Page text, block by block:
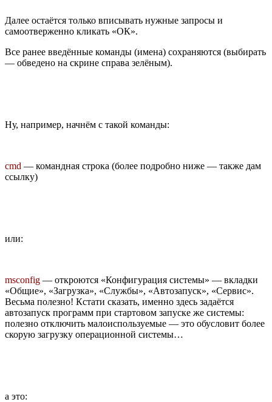
Далее остаётся только вписывать нужные запросы и
самоотверженно кликать «ОК».
Все ранее введённые команды (имена) сохраняются (выбирать
— обведено на скрине справа зелёным).
Ну, например, начнём с такой команды:
cmd — командная строка (более подробно ниже — также дам
ссылку)
или:
msconfig — откроются «Конфигурация системы» — вкладки
«Общие», «Загрузка», «Службы», «Автозапуск», «Сервис».
Весьма полезно! Кстати сказать, именно здесь задаётся
автозапуск программ при стартовом запуске же системы:
полезно отключить малоиспользуемые — это обусловит более
скорую загрузку операционной системы…
а это: